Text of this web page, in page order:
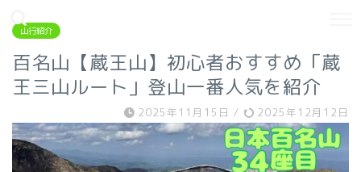
山行紹介
百名山【蔵王山】初心者おすすめ「蔵
王三山ルート」登山一番人気を紹介
2025年11月15日 / 2025年12月12日